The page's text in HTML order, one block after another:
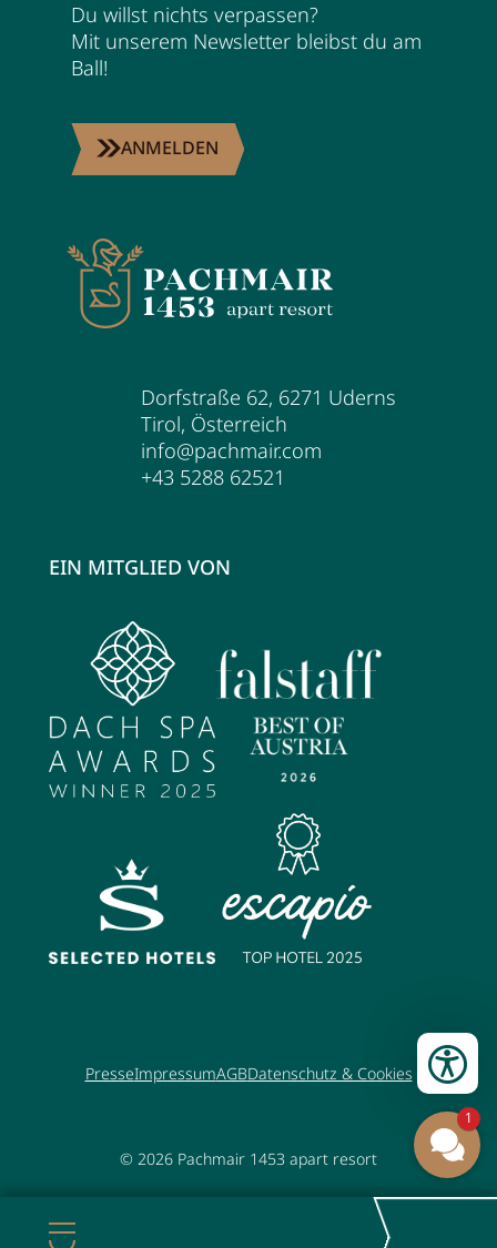
Menü
Du willst nichts verpassen?
Mit unserem Newsletter bleibst du am
Ball!
ANMELDEN
Dorfstraße 62, 6271 Uderns
Tirol, Österreich
info@pachmair.com
+43 5288 62521
EIN MITGLIED VON
© 2026 Pachmair 1453 apart resort
PresseImpressumAGBDatenschutz & Cookies
1